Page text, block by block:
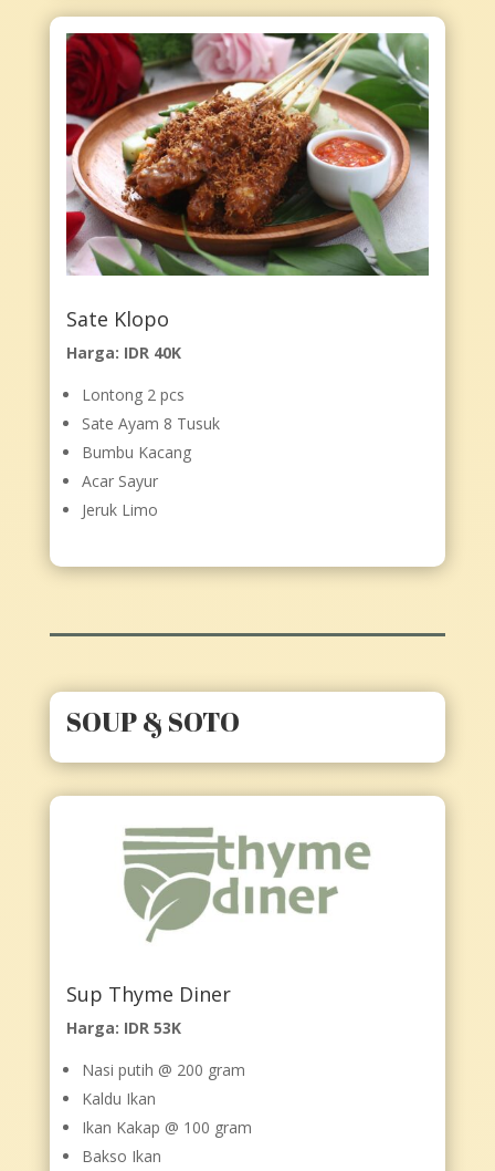
Sate Klopo
Harga: IDR 40K
Lontong 2 pcs
Sate Ayam 8 Tusuk
Bumbu Kacang
Acar Sayur
Jeruk Limo
SOUP & SOTO
Sup Thyme Diner
Harga: IDR 53K
Nasi putih @ 200 gram
Kaldu Ikan
Ikan Kakap @ 100 gram
Bakso Ikan